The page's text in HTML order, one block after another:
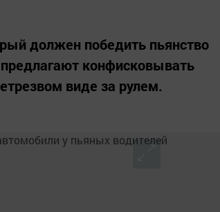
должен победить пьянство
конфисковывать
виде за рулем.